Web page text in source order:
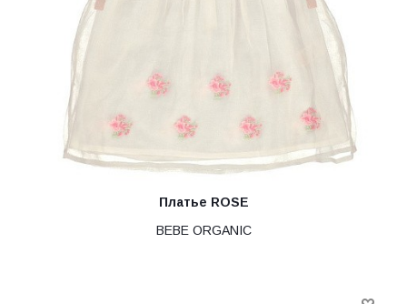
Платье ROSE
BEBE ORGANIC